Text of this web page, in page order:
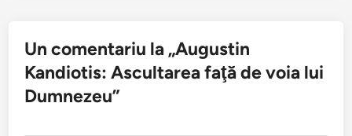
Un comentariu la „Augustin
Kandiotis: Ascultarea faţă de voia lui
Dumnezeu”